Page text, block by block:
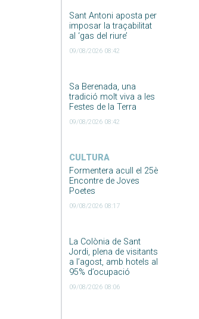
Sant Antoni aposta per
imposar la traçabilitat
al ‘gas del riure’
09/08/2026 08:42
Sa Berenada, una
tradició molt viva a les
Festes de la Terra
09/08/2026 08:42
CULTURA
Formentera acull el 25è
Encontre de Joves
Poetes
09/08/2026 08:17
La Colònia de Sant
Jordi, plena de visitants
a l’agost, amb hotels al
95% d’ocupació
09/08/2026 08:06